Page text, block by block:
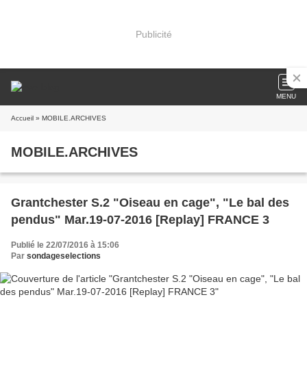
Publicité
MENU
Accueil » MOBILE.ARCHIVES
MOBILE.ARCHIVES
Grantchester S.2 "Oiseau en cage", "Le bal des
pendus" Mar.19-07-2016 [Replay] FRANCE 3
Publié le 22/07/2016 à 15:06
Par sondageselections